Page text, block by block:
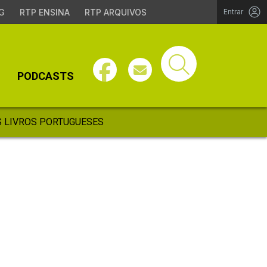
RTP ENSINA RTP ARQUIVOS Entrar
PODCASTS
LIVROS PORTUGUESES